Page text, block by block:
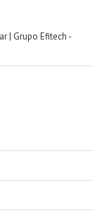
| Grupo Efitech -